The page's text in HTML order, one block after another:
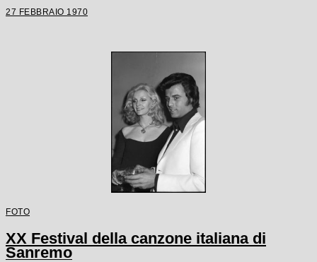
27 FEBBRAIO 1970
FOTO
XX Festival della canzone italiana di
Sanremo